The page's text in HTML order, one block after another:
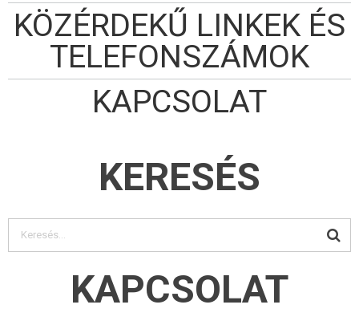
KÖZÉRDEKŰ LINKEK ÉS
TELEFONSZÁMOK
KAPCSOLAT
KERESÉS
KAPCSOLAT